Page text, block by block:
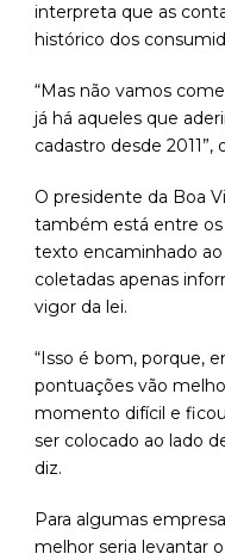
interpreta que as
histórico dos
“Mas não vamos
já há aqueles que
cadastro desde 2011”,
O presidente da Boa
também está entre
texto encaminhado
coletadas apenas
vigor da lei.
“Isso é bom, porque,
pontuações vão
momento difícil e
ser colocado ao lado
diz.
Para algumas
melhor seria levantar